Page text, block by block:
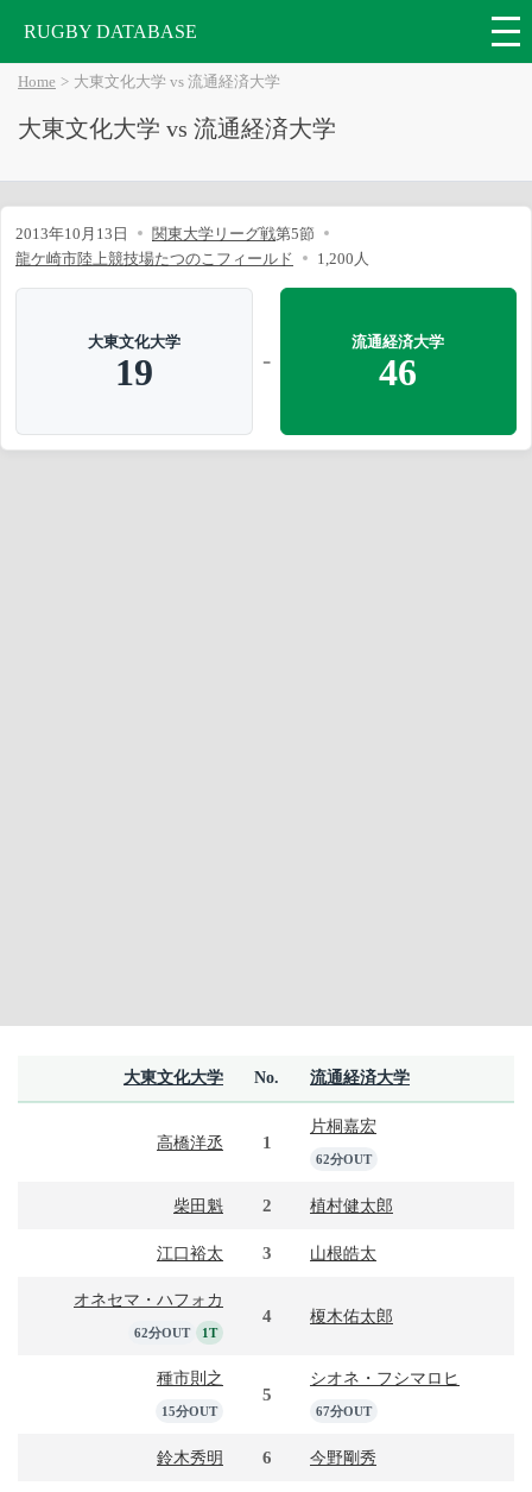
RUGBY DATABASE
Home 大東文化大学 vs 流通経済大学
大東文化大学 vs 流通経済大学
2013年10月13日 関東大学リーグ戦第5節
龍ケ崎市陸上競技場たつのこフィールド
1,200人
大東文化大学
19 -
流通経済大学
46
大東文化大学 No. 流通経済大学
高橋洋丞 1
片桐嘉宏
62分OUT
柴田魁 2 植村健太郎
江口裕太 3 山根皓太
オネセマ・ハフォカ
62分OUT 1T
4 榎木佑太郎
種市則之
15分OUT
5
シオネ・フシマロヒ
67分OUT
鈴木秀明 6 今野剛秀